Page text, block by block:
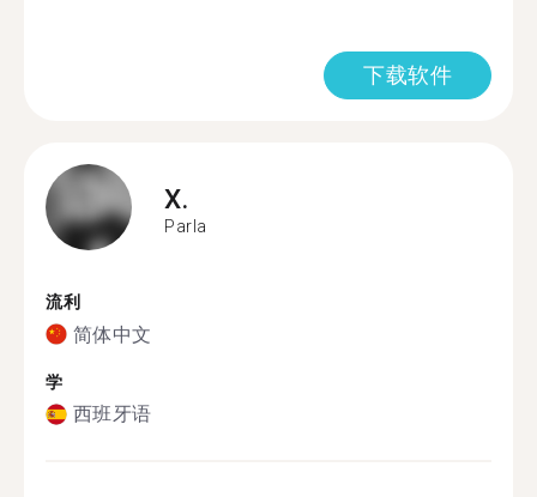
下载软件
X.
Parla
流利
简体中文
学
西班牙语